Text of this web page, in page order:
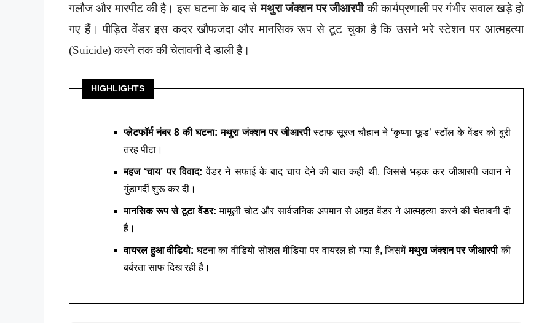
गलौज और मारपीट की है। इस घटना के बाद सेमथुरा जंक्शन पर जीआरपीकी कार्यप्रणाली पर गंभीर सवाल खड़े हो
गए हैं। पीड़ित वेंडर इस कदर खौफजदा और मानसिक रूप से टूट चुका है कि उसने भरे स्टेशन पर आत्महत्या
(Suicide) करने तक की चेतावनी दे डाली है।
HIGHLIGHTS
प्लेटफॉर्म नंबर 8 की घटना: मथुरा जंक्शन पर जीआरपीस्टाफ सूरज चौहान ने ‘कृष्णा फूड’ स्टॉल के वेंडर को बुरी
तरह पीटा।
महज ‘चाय’ पर विवाद: वेंडर ने सफाई के बाद चाय देने की बात कही थी, जिससे भड़क कर जीआरपी जवान ने
गुंडागर्दी शुरू कर दी।
मानसिक रूप से टूटा वेंडर: मामूली चोट और सार्वजनिक अपमान से आहत वेंडर ने आत्महत्या करने की चेतावनी दी
है।
वायरल हुआ वीडियो: घटना का वीडियो सोशल मीडिया पर वायरल हो गया है, जिसमेंमथुरा जंक्शन पर जीआरपीकी
बर्बरता साफ दिख रही है।